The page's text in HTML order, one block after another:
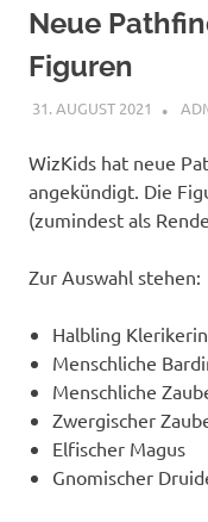
Neue
Figuren
31. AUGUST 2021
WizKids hat neue
angekündigt. Die
(zumindest als
Zur Auswahl stehen:
Halbling Klerikerin
Menschliche
Menschliche
Zwergischer
Elfischer Magus
Gnomischer